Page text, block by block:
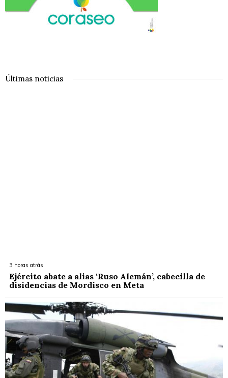
Últimas noticias
3 horas atrás
Ejército abate a alias ‘Ruso Alemán’, cabecilla de
disidencias de Mordisco en Meta